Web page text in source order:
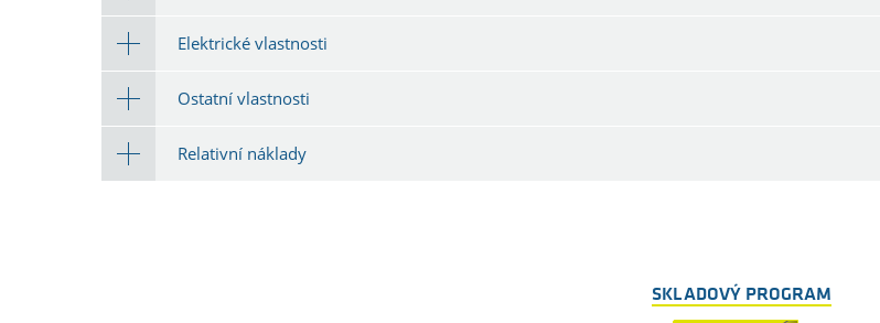
Elektrické vlastnosti
Ostatní vlastnosti
Relativní náklady
SKLADOVÝ PROGRAM